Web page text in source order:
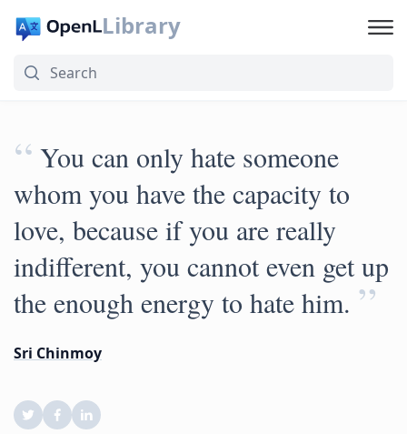
Library
“ You can only hate someone
whom you have the capacity to
love, because if you are really
indifferent, you cannot even get up
the enough energy to hate him. ”
Sri Chinmoy